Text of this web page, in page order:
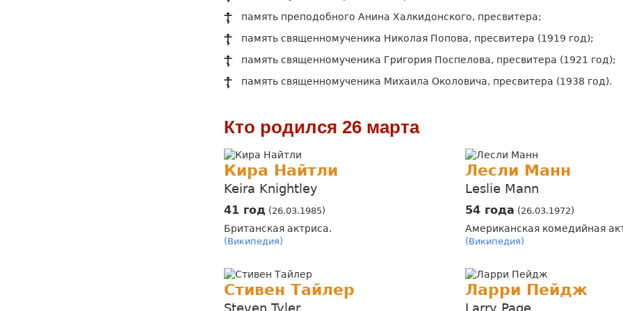
память преподобного Анина Халкидонского, пресвитера;
память священномученика Николая Попова, пресвитера (1919 год);
память священномученика Григория Поспелова, пресвитера (1921 год);
память священномученика Михаила Околовича, пресвитера (1938 год).
Кто родился 26 марта
Кира Найтли
Keira Knightley
41 год (26.03.1985)
Британская актриса.
(Википедия)
Лесли Манн
Leslie Mann
54 года (26.03.1972)
Американская комедийная
(Википедия)
Стивен Тайлер
Steven Tyler
Ларри Пейдж
Larry Page